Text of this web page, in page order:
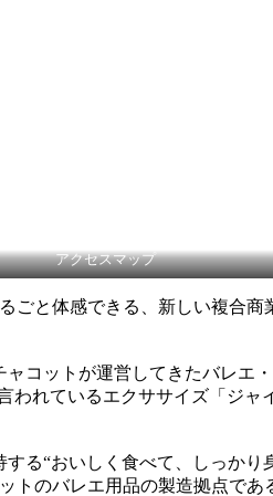
アクセスマップ
と体感できる、新しい複合商
コットが運営してきたバレエ
れているエクササイズ「ジャ
る“おいしく食べて、しっかり
トのバレエ用品の製造拠点であ